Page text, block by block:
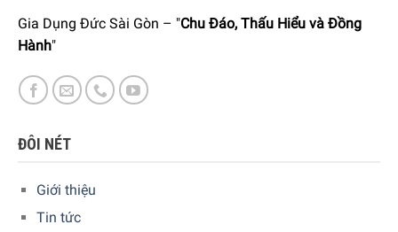
HansGrohe 40776001
Gia Dụng Đức Sài Gòn – "Chu Đáo, Thấu Hiểu và Đồng
Hành"
ĐÔI NÉT
Giới thiệu
Tin tức